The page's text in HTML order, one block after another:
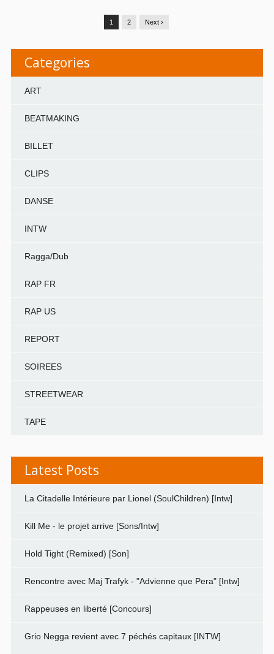
1 2 Next ›
Categories
ART
BEATMAKING
BILLET
CLIPS
DANSE
INTW
Ragga/Dub
RAP FR
RAP US
REPORT
SOIREES
STREETWEAR
TAPE
Latest Posts
La Citadelle Intérieure par Lionel (SoulChildren) [Intw]
Kill Me - le projet arrive [Sons/Intw]
Hold Tight (Remixed) [Son]
Rencontre avec Maj Trafyk - "Advienne que Pera" [Intw]
Rappeuses en liberté [Concours]
Grio Negga revient avec 7 péchés capitaux [INTW]